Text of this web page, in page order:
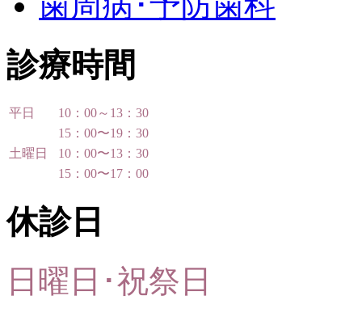
診療時間
平日
10：00～13：30
15：00〜19：30
土曜日
10：00〜13：30
15：00〜17：00
休診日
日曜日･祝祭日